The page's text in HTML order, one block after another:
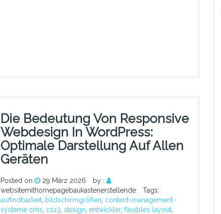
Die Bedeutung Von Responsive
Webdesign In WordPress:
Optimale Darstellung Auf Allen
Geräten
Posted on 29 März 2026
by :
websitemithomepagebaukastenerstellende
Tags:
auffindbarkeit, bildschirmgrößen content-management-
systeme cms css3 design entwickler, flexibles layout,